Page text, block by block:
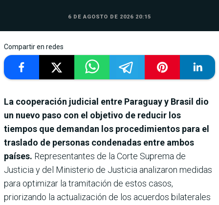
6 DE AGOSTO DE 2026 20:15
Compartir en redes
La cooperación judicial entre Paraguay y Brasil dio
un nuevo paso con el objetivo de reducir los
tiempos que demandan los procedimientos para el
traslado de personas condenadas entre ambos
países. Representantes de la Corte Suprema de
Justicia y del Ministerio de Justicia analizaron medidas
para optimizar la tramitación de estos casos,
priorizando la actualización de los acuerdos bilaterales